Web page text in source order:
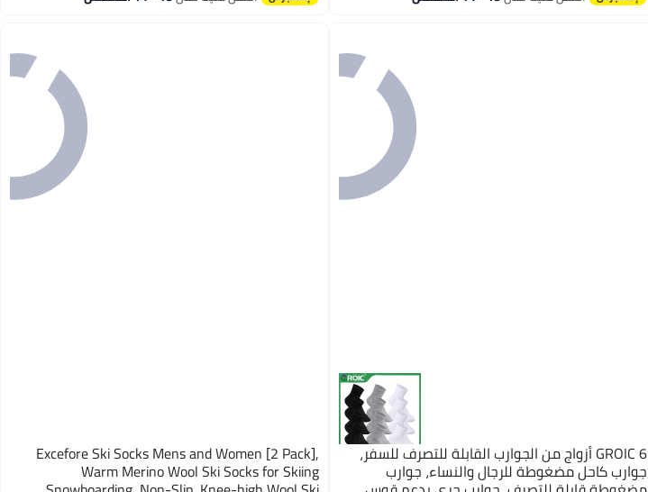
GROIC 6 أزواج من الجوارب القابلة للتصرف للسفر،
جوارب كاحل مضغوطة للرجال والنساء، جوارب
Excefore Ski Socks Mens and Women [2 Pack],
Warm Merino Wool Ski Socks for Skiing